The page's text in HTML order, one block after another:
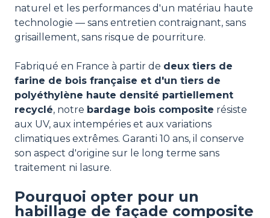
naturel et les performances d'un matériau haute
technologie — sans entretien contraignant, sans
grisaillement, sans risque de pourriture.
Fabriqué en France à partir de deux tiers de
farine de bois française et d'un tiers de
polyéthylène haute densité partiellement
recyclé, notre bardage bois composite résiste
aux UV, aux intempéries et aux variations
climatiques extrêmes. Garanti 10 ans, il conserve
son aspect d'origine sur le long terme sans
traitement ni lasure.
Pourquoi opter pour un
habillage de façade composite